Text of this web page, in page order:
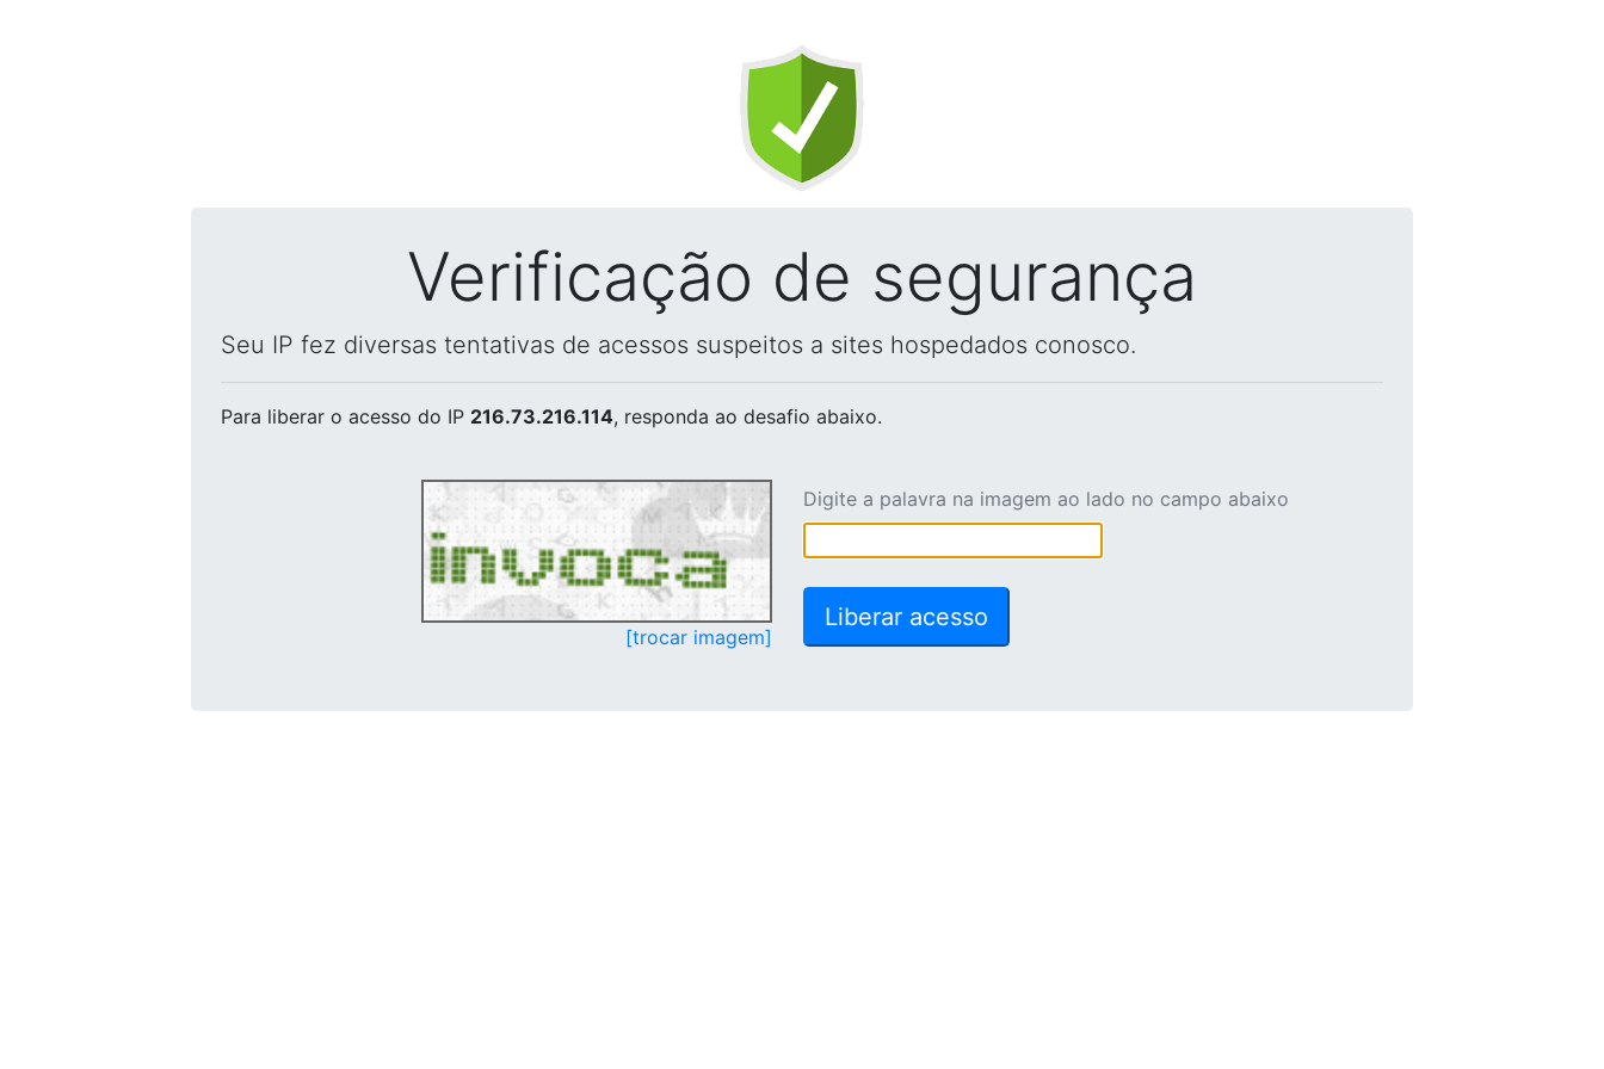
Verificação de segurança
Seu IP fez diversas tentativas de acessos suspeitos a sites hospedados conosco.
Para liberar o acesso do IP 216.73.216.114, responda ao desafio abaixo.
[trocar imagem]
Digite a palavra na imagem ao lado no campo abaixo